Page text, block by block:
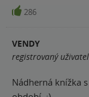
286
VENDY
registrovaný uživatel
Nádherná knížka